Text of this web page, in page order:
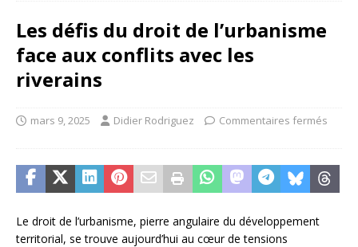
Les défis du droit de l’urbanisme
face aux conflits avec les
riverains
mars 9, 2025 Didier Rodriguez Commentaires fermés
Le droit de l’urbanisme, pierre angulaire du développement
territorial, se trouve aujourd’hui au cœur de tensions